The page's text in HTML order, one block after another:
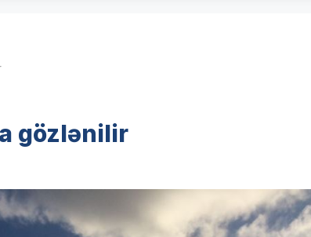
gözlənilir